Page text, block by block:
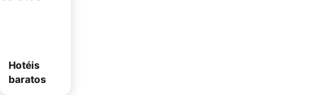
Hotéis
baratos